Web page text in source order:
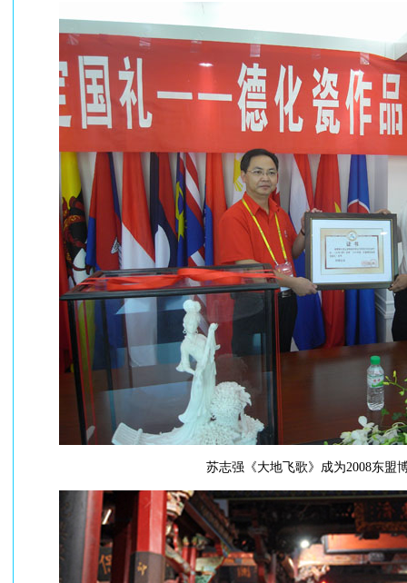
苏志强《大地飞歌》成为2008东盟